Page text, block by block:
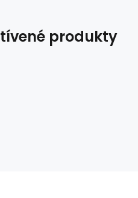
produkty